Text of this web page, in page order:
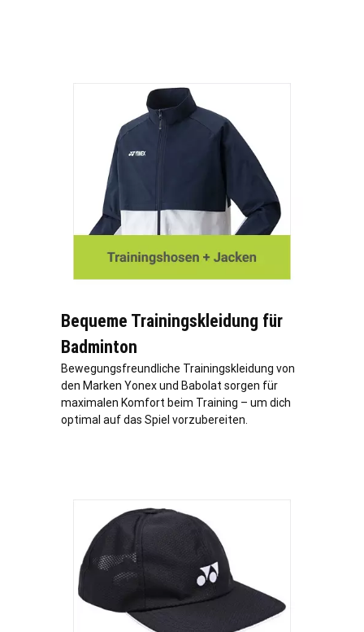
Bequeme Trainingskleidung für
Badminton
Bewegungsfreundliche Trainingskleidung von
den Marken Yonex und Babolat sorgen für
maximalen Komfort beim Training – um dich
optimal auf das Spiel vorzubereiten.